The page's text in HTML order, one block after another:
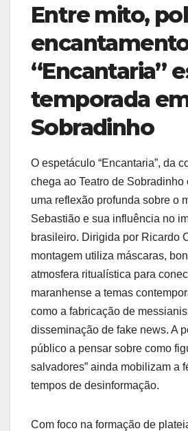
Entre mito,
“Encantaria”
temporada
Sobradinho
O espetáculo “Encantaria”, da
chega ao Teatro de Sobradinho
uma reflexão profunda sobre o
Sebastião e sua influência no
brasileiro. Dirigida por Ricardo
montagem utiliza máscaras,
atmosfera ritualística para
maranhense a temas
como a fabricação de
disseminação de fake news. A
público a pensar sobre como
salvadores” ainda mobilizam a
tempos de desinformação.
Com foco na formação de